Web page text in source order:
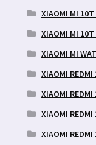
XIAOMI MI
XIAOMI MI 10T
XIAOMI MI
XIAOMI REDMI
XIAOMI REDMI
XIAOMI REDMI
XIAOMI REDMI